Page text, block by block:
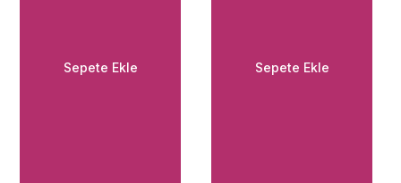
Sepete Ekle Sepete Ekle